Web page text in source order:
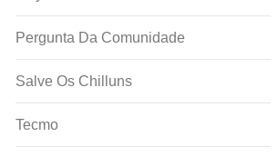
Pergunta Da Comunidade
Salve Os Chilluns
Tecmo